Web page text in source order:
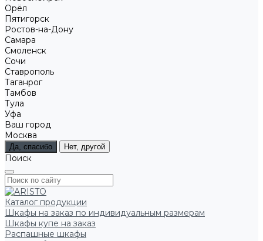
Орёл
Пятигорск
Ростов-на-Дону
Самара
Смоленск
Сочи
Ставрополь
Таганрог
Тамбов
Тула
Уфа
Ваш город
Москва
Да, спасибо Нет, другой
Поиск
Каталог продукции
Шкафы на заказ по индивидуальным размерам
Шкафы купе на заказ
Распашные шкафы